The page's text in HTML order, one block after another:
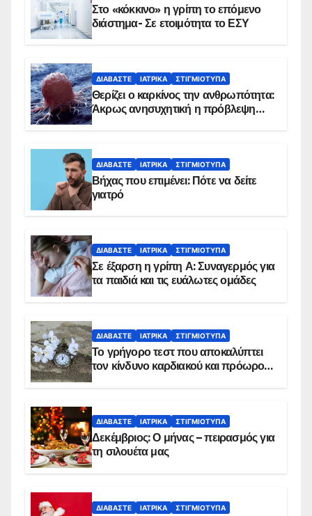
Στο «κόκκινο» η γρίπη το επόμενο
διάστημα- Σε ετοιμότητα το ΕΣΥ
ΔΙΑΒΆΣΤΕ ΙΑΤΡΙΚΆ ΣΤΙΓΜΙΌΤΥΠΑ
Θερίζει ο καρκίνος την ανθρωπότητα:
Άκρως ανησυχητική η πρόβλεψη…
ΔΙΑΒΆΣΤΕ ΙΑΤΡΙΚΆ ΣΤΙΓΜΙΌΤΥΠΑ
Βήχας που επιμένει: Πότε να δείτε
γιατρό
ΔΙΑΒΆΣΤΕ ΙΑΤΡΙΚΆ ΣΤΙΓΜΙΌΤΥΠΑ
Σε έξαρση η γρίπη Α: Συναγερμός για
τα παιδιά και τις ευάλωτες ομάδες
ΔΙΑΒΆΣΤΕ ΙΑΤΡΙΚΆ ΣΤΙΓΜΙΌΤΥΠΑ
Το γρήγορο τεστ που αποκαλύπτει
τον κίνδυνο καρδιακού και πρόωρου
ΔΙΑΒΆΣΤΕ ΙΑΤΡΙΚΆ ΣΤΙΓΜΙΌΤΥΠΑ
Δεκέμβριος: Ο μήνας – πειρασμός για
τη σιλουέτα μας
ΔΙΑΒΆΣΤΕ ΙΑΤΡΙΚΆ ΣΤΙΓΜΙΌΤΥΠΑ